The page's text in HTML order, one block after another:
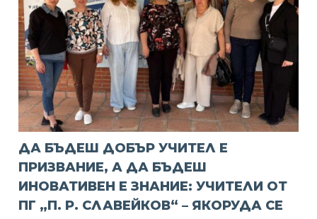
ДА БЪДЕШ ДОБЪР УЧИТЕЛ Е
ПРИЗВАНИЕ, А ДА БЪДЕШ
ИНОВАТИВЕН Е ЗНАНИЕ: УЧИТЕЛИ ОТ
ПГ „П. Р. СЛАВЕЙКОВ“ – ЯКОРУДА СЕ